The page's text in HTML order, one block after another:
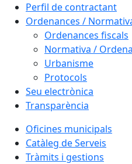
Perfil de contractant
Ordenances /
Ordenances fiscals
Normativa /
Urbanisme
Protocols
Seu electrònica
Transparència
Oficines municipals
Catàleg de Serveis
Tràmits i gestions